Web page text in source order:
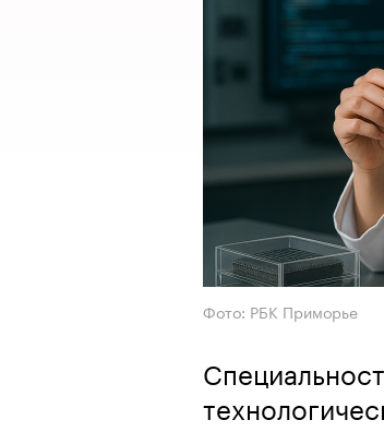
Фото: РБК Приморье